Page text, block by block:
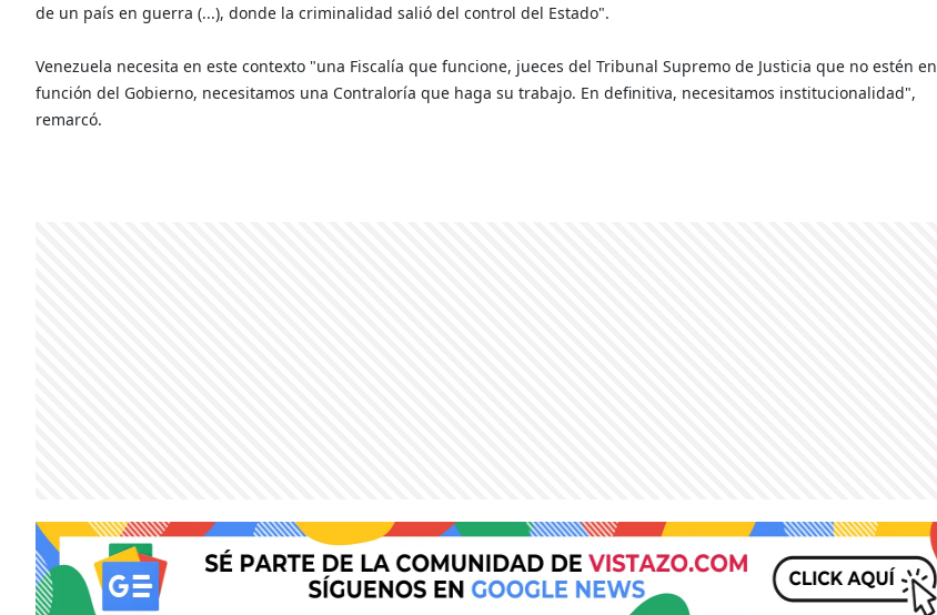
de un país en guerra (...), donde la criminalidad salió del control del Estado".
Venezuela necesita en este contexto "una Fiscalía que funcione, jueces del Tribunal Supremo de Justicia que no estén en
función del Gobierno, necesitamos una Contraloría que haga su trabajo. En definitiva, necesitamos institucionalidad",
remarcó.